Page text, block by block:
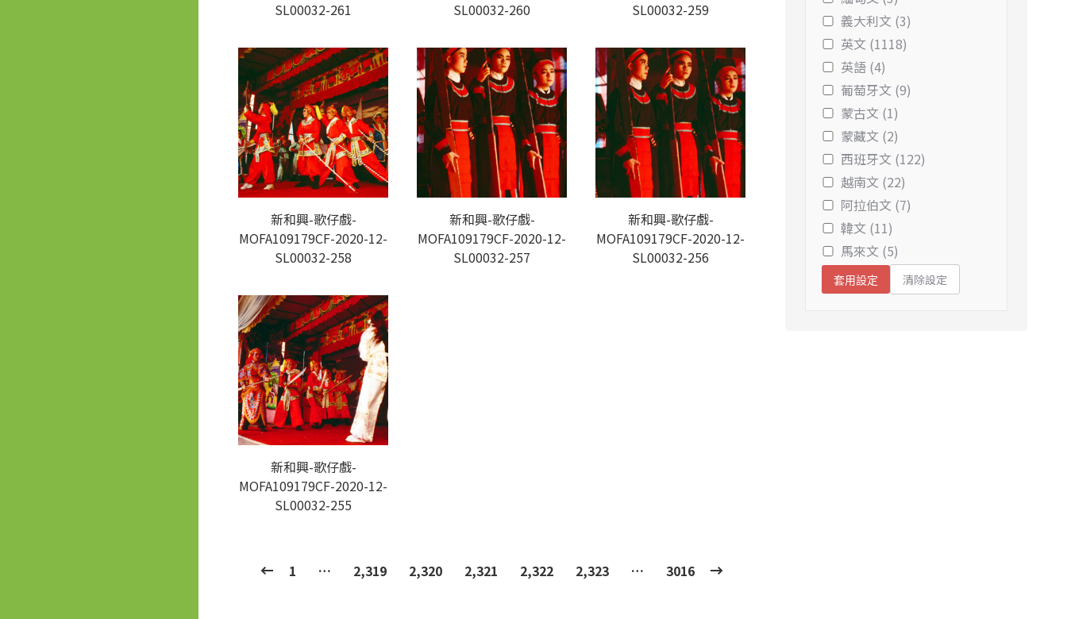
SL00032-261
SL00032-260
SL00032-259
新和興-歌仔戲-
MOFA109179CF-2020-12-
SL00032-258
新和興-歌仔戲-
MOFA109179CF-2020-12-
SL00032-257
新和興-歌仔戲-
MOFA109179CF-2020-12-
SL00032-256
新和興-歌仔戲-
MOFA109179CF-2020-12-
SL00032-255
1 … 2,319 2,320 2,321 2,322 2,323 … 3016
義大利文 (3)
英文 (1118)
英語 (4)
葡萄牙文 (9)
蒙古文 (1)
蒙藏文 (2)
西班牙文 (122)
越南文 (22)
阿拉伯文 (7)
韓文 (11)
馬來文 (5)
套用設定 清除設定